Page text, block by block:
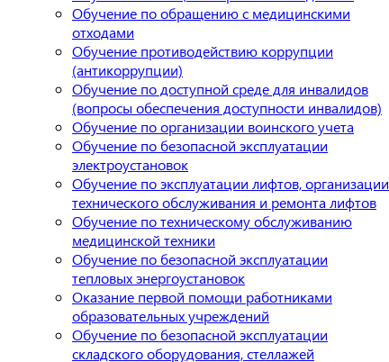
Обучение по обращению с медицинскими
отходами
Обучение противодействию коррупции
(антикоррупции)
Обучение по доступной среде для инвалидов
(вопросы обеспечения доступности инвалидов)
Обучение по организации воинского учета
Обучение по безопасной эксплуатации
электроустановок
Обучение по эксплуатации лифтов, организации
технического обслуживания и ремонта лифтов
Обучение по техническому обслуживанию
медицинской техники
Обучение по безопасной эксплуатации
тепловых энергоустановок
Оказание первой помощи работниками
образовательных учреждений
Обучение по безопасной эксплуатации
складского оборудования, стеллажей